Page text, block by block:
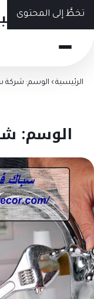
تخطَّ إلى المحتوى
شركة
الرئيسية › الوسم: شركة
الوسم: